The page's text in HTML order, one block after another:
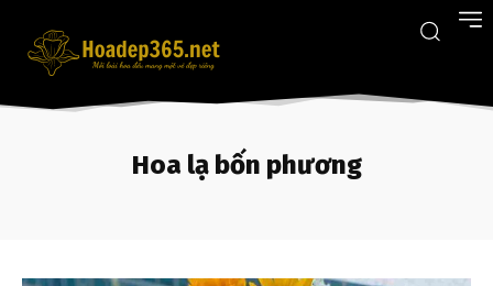
Hoa lạ bốn phương